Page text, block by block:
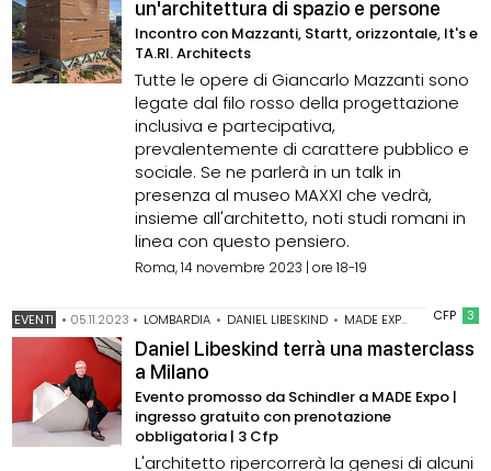
un'architettura di spazio e persone
Incontro con Mazzanti, Startt, orizzontale, It's e
TA.RI. Architects
Tutte le opere di Giancarlo Mazzanti sono
legate dal filo rosso della progettazione
inclusiva e partecipativa,
prevalentemente di carattere pubblico e
sociale. Se ne parlerà in un talk in
presenza al museo MAXXI che vedrà,
insieme all'architetto, noti studi romani in
linea con questo pensiero.
Roma, 14 novembre 2023 | ore 18-19
CFP 3
EVENTI • 05.11.2023 • LOMBARDIA • DANIEL LIBESKIND • MADE EXPO 2023
Daniel Libeskind terrà una masterclass
a Milano
Evento promosso da Schindler a MADE Expo |
ingresso gratuito con prenotazione
obbligatoria | 3 Cfp
L'architetto ripercorrerà la genesi di alcuni